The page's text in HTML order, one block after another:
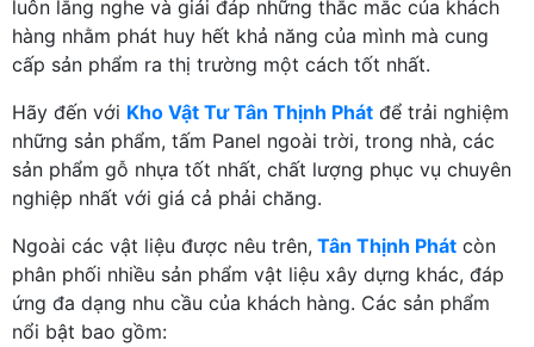
luôn lắng nghe và giải đáp những thắc mắc của khách
hàng nhằm phát huy hết khả năng của mình mà cung
cấp sản phẩm ra thị trường một cách tốt nhất.
Hãy đến với Kho Vật Tư Tân Thịnh Phát để trải nghiệm
những sản phẩm, tấm Panel ngoài trời, trong nhà, các
sản phẩm gỗ nhựa tốt nhất, chất lượng phục vụ chuyên
nghiệp nhất với giá cả phải chăng.
Ngoài các vật liệu được nêu trên, Tân Thịnh Phát còn
phân phối nhiều sản phẩm vật liệu xây dựng khác, đáp
ứng đa dạng nhu cầu của khách hàng. Các sản phẩm
nổi bật bao gồm: